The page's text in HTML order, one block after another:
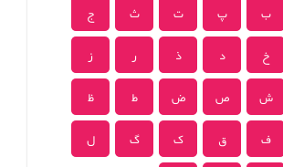
ب پ ت ث
ج
خ د ذ ر
ز
ش ص ض ط
ظ
ف ق ک گ
ل